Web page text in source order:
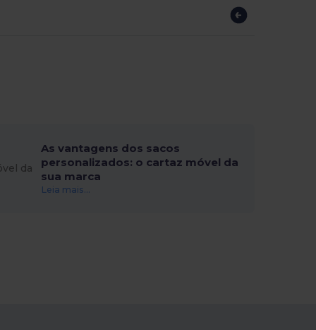
As vantagens dos sacos
personalizados: o cartaz móvel da
sua marca
Leia mais...